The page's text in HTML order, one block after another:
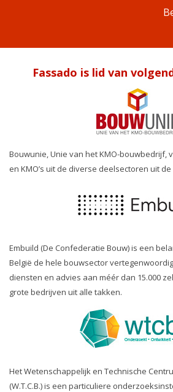
Fassado is lid van
Bouwunie, Unie van het KMO-bouwbedrijf,
en KMO’s uit de diverse deelsectoren uit
Embuild (De Confederatie Bouw) is een
België de hele bouwsector
diensten en advies aan méér dan 15.000
grote bedrijven uit alle takken.
Het Wetenschappelijk en Technische
(W.T.C.B.) is een particuliere